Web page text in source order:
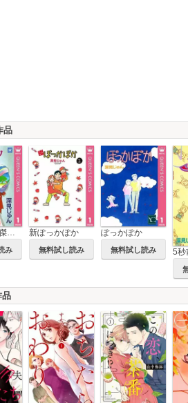
品
深見じゅん傑作選「歩む」
み
新ぽっかぽか
無料試し読み
ぽっかぽか
無料試し読み 5秒
品